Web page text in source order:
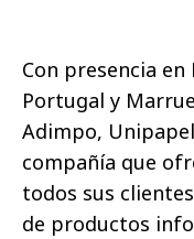
Con presencia
Portugal y
Adimpo,
compañía que
todos sus
de productos